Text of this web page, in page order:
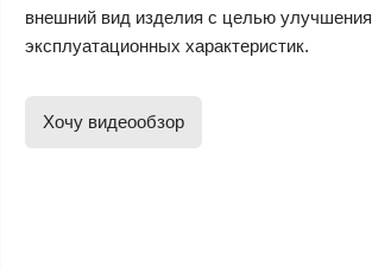
внешний вид изделия с целью улучшения
эксплуатационных характеристик.
Хочу видеообзор